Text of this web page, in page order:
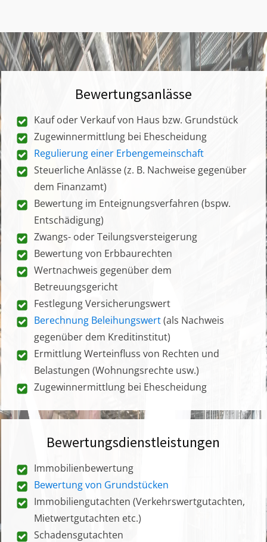
Bewertungsanlässe
Kauf oder Verkauf von Haus bzw. Grundstück
Zugewinnermittlung bei Ehescheidung
Regulierung einer Erbengemeinschaft
Steuerliche Anlässe (z. B. Nachweise gegenüber
dem Finanzamt)
Bewertung im Enteignungsverfahren (bspw.
Entschädigung)
Zwangs- oder Teilungsversteigerung
Bewertung von Erbbaurechten
Wertnachweis gegenüber dem
Betreuungsgericht
Festlegung Versicherungswert
Berechnung Beleihungswert(als Nachweis
gegenüber dem Kreditinstitut)
Ermittlung Werteinfluss von Rechten und
Belastungen (Wohnungsrechte usw.)
Zugewinnermittlung bei Ehescheidung
Bewertungsdienstleistungen
Immobilienbewertung
Bewertung von Grundstücken
Immobiliengutachten (Verkehrswertgutachten,
Mietwertgutachten etc.)
Schadensgutachten